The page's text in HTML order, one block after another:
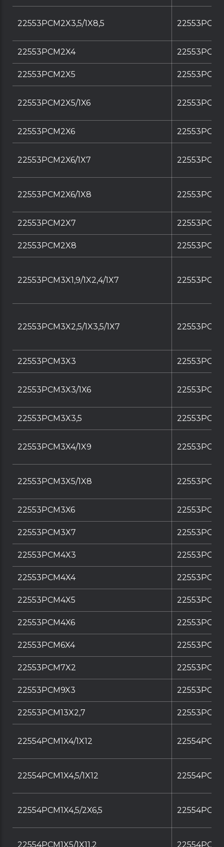
22553PCM2X3,5/1X8,5
22553PCM2X4
22553PCM2X5
22553PCM2X5/1X6
22553PCM2X6
22553PCM2X6/1X7
22553PCM2X6/1X8
22553PCM2X7
22553PCM2X8
22553PCM3X1,9/1X2,4/1X7
22553PCM3X2,5/1X3,5/1X7
22553PCM3X3
22553PCM3X3/1X6
22553PCM3X3,5
22553PCM3X4/1X9
22553PCM3X5/1X8
22553PCM3X6
22553PCM3X7
22553PCM4X3
22553PCM4X4
22553PCM4X5
22553PCM4X6
22553PCM6X4
22553PCM7X2
22553PCM9X3
22553PCM13X2,7
22554PCM1X4/1X12
22554PCM1X4,5/1X12
22554PCM1X4,5/2X6,5
22554PCM1X5/1X11,2